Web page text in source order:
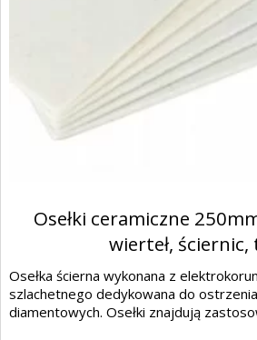
Osełki ceramiczne
wierteł, ściernic,
Osełka ścierna wykonana z
szlachetnego dedykowana do
diamentowych. Osełki znajdują